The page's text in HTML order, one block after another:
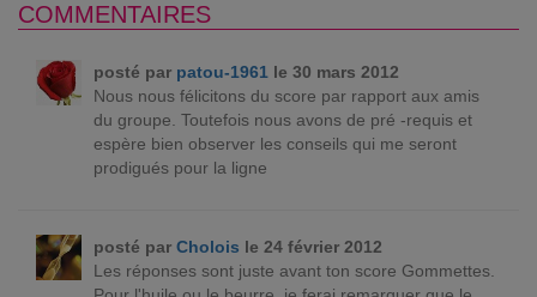
COMMENTAIRES
posté par patou-1961 le 30 mars 2012
Nous nous félicitons du score par rapport aux amis
du groupe. Toutefois nous avons de pré -requis et
espère bien observer les conseils qui me seront
prodigués pour la ligne
posté par Cholois le 24 février 2012
Les réponses sont juste avant ton score Gommettes.